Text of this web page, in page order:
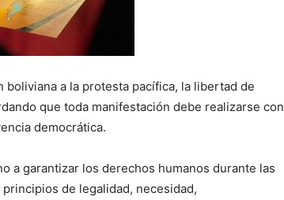
a la protesta pacífica, la libertad de
que toda manifestación debe realizarse con
democrática.
a garantizar los derechos humanos durante las
de legalidad, necesidad,